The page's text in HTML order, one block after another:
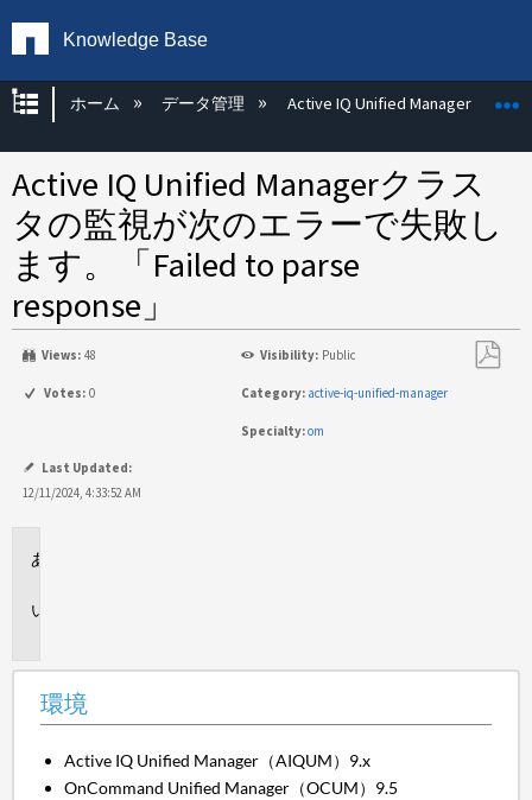
Knowledge Base
グローバル階層を展開/折りたたむ
ホーム データ管理 Active IQ Unified Manager
Active IQ Unified Managerクラス
タの監視が次のエラーで失敗し
ます。「Failed to parse
response」
Views: 48 Visibility: Public
Votes: 0 Category: active-iq-unified-manager
Specialty:om
Last Updated:
12/11/2024, 4:33:52 AM
環境
Active IQ Unified Manager（AIQUM）9.x
OnCommand Unified Manager（OCUM）9.5